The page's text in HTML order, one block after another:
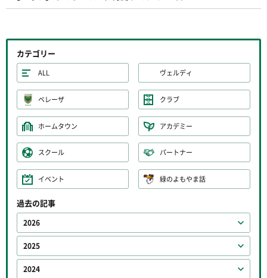
カテゴリー
ALL ヴェルディ
ベレーザ クラブ
ホームタウン アカデミー
スクール パートナー
イベント 緑のよもやま話
過去の記事
2026
2025
2024